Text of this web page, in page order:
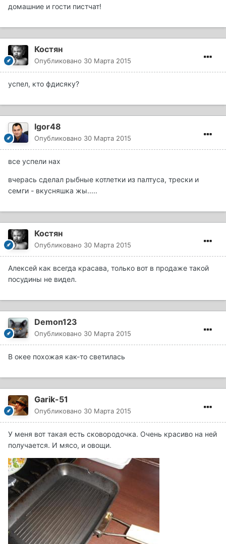
домашние и гости пистчат!
Костян
Опубликовано 30 Марта 2015
успел, кто фдисяку?
Igor48
Опубликовано 30 Марта 2015
все успели нах
вчерась сделал рыбные котлетки из палтуса, трески и
семги - вкусняшка жы.....
Костян
Опубликовано 30 Марта 2015
Алексей как всегда красава, только вот в продаже такой
посудины не видел.
Demon123
Опубликовано 30 Марта 2015
В окее похожая как-то светилась
Garik-51
Опубликовано 30 Марта 2015
У меня вот такая есть сковородочка. Очень красиво на ней
получается. И мясо, и овощи.